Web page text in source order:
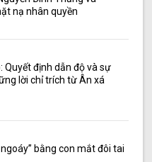
nạ nhân quyền
Quyết định dẫn độ và sự
lời chỉ trích từ Ân xá
bằng con mắt đôi tai